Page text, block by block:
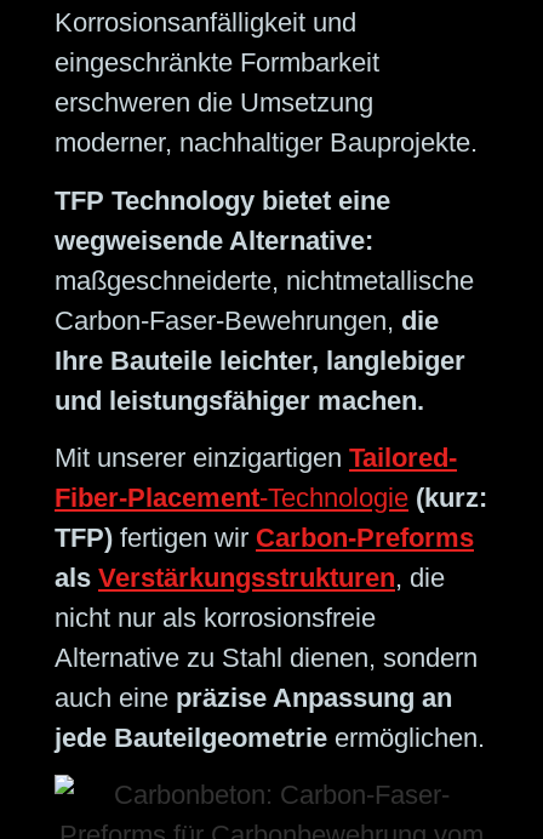
Korrosionsanfälligkeit und
eingeschränkte Formbarkeit
erschweren die Umsetzung
moderner, nachhaltiger Bauprojekte.
TFP Technology bietet eine
wegweisende Alternative:
maßgeschneiderte, nichtmetallische
Carbon-Faser-Bewehrungen, die
Ihre Bauteile leichter, langlebiger
und leistungsfähiger machen.
Mit unserer einzigartigen Tailored-
Fiber-Placement-Technologie (kurz:
TFP) fertigen wir Carbon-Preforms
als Verstärkungsstrukturen, die
nicht nur als korrosionsfreie
Alternative zu Stahl dienen, sondern
auch eine präzise Anpassung an
jede Bauteilgeometrie ermöglichen.